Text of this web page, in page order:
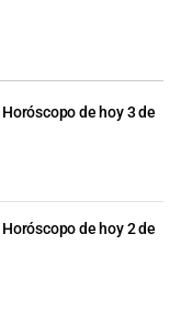
Horóscopo de hoy 3 de
Horóscopo de hoy 2 de